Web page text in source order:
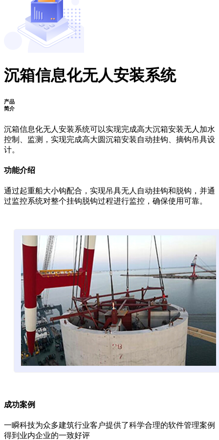
沉箱信息化无人安装系统
产品
简介
沉箱信息化无人安装系统可以实现完成高大沉箱安装无人加水
控制、监测，实现完成高大圆沉箱安装自动挂钩、摘钩吊具设
计。
功能介绍
通过起重船大小钩配合，实现吊具无人自动挂钩和脱钩，并通
过监控系统对整个挂钩脱钩过程进行监控，确保使用可靠。
成功案例
一瞬科技为众多建筑行业客户提供了科学合理的软件管理案例
得到业内企业的一致好评